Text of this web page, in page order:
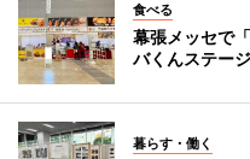
食べる
幕張メッセで
バくんステー
暮らす・働く